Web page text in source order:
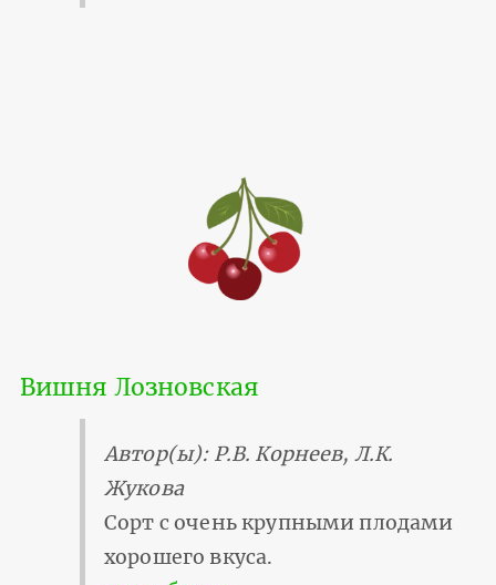
Вишня Лозновская
Автор(ы): Р.В. Корнеев, Л.К.
Жукова
Сорт с очень крупными плодами
хорошего вкуса.